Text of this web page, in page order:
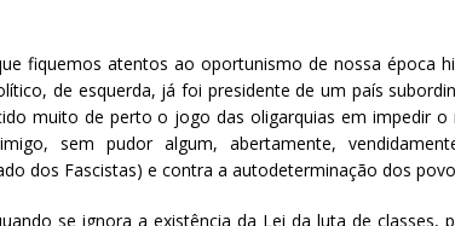
fiquemos atentos ao oportunismo de nossa época
de esquerda, já foi presidente de um país
muito de perto o jogo das oligarquias em impedir o
sem pudor algum, abertamente,
dos Fascistas) e contra a autodeterminação dos
se ignora a existência da Lei da luta de classes,